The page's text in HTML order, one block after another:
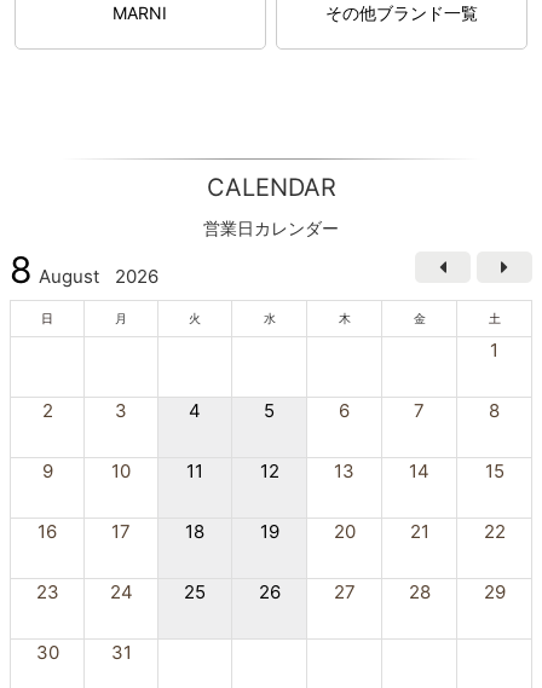
MARNI その他ブランド一覧
CALENDAR
営業日カレンダー
8 August 2026
日 月 火 水 木 金 土
1
2 3 4 5 6 7 8
9 10 11 12 13 14 15
16 17 18 19 20 21 22
23 24 25 26 27 28 29
30 31